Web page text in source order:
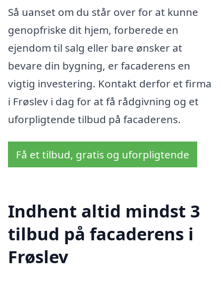
Så uanset om du står over for at kunne
genopfriske dit hjem, forberede en
ejendom til salg eller bare ønsker at
bevare din bygning, er facaderens en
vigtig investering. Kontakt derfor et firma
i Frøslev i dag for at få rådgivning og et
uforpligtende tilbud på facaderens.
Få et tilbud, gratis og uforpligtende
Indhent altid mindst 3
tilbud på facaderens i
Frøslev